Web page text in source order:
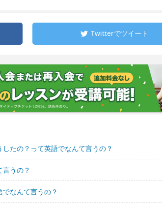
Twitterでツイート
たの？って英語でなんて言うの？
うの？
なんて言うの？